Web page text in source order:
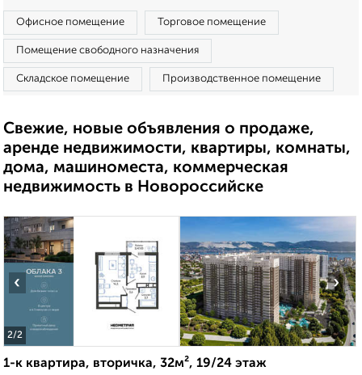
Офисное помещение Торговое помещение
Помещение свободного назначения
Складское помещение Производственное помещение
Свежие, новые объявления о продаже,
аренде недвижимости, квартиры, комнаты,
дома, машиноместа, коммерческая
недвижимость в Новороссийске
2/2
‹ ›
1-к квартира, вторичка, 32м², 19/24 этаж